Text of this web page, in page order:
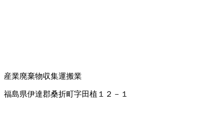
産業廃棄物収集運搬業
福島県伊達郡桑折町字田植１２－１